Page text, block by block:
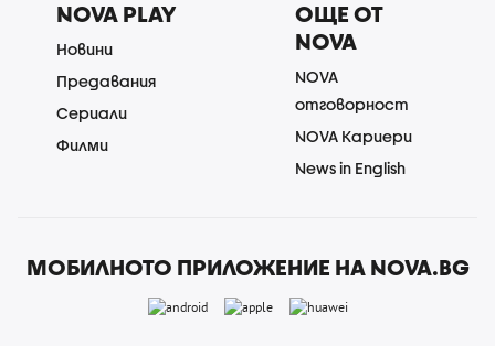
NOVA PLAY
Новини
Предавания
Сериали
Филми
ОЩЕ ОТ
NOVA
NOVA
отговорност
NOVA Кариери
News in English
МОБИЛНОТО ПРИЛОЖЕНИЕ НА NOVA.BG